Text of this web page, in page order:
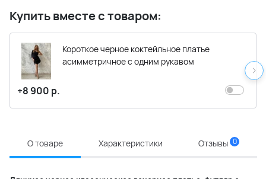
Купить вместе с товаром:
Короткое черное коктейльное платье
асимметричное с одним рукавом
+8 900 р.
О товаре Характеристики Отзывы 0